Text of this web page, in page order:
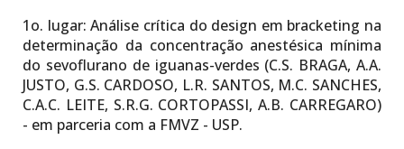
1o. lugar: Análise crítica do design em bracketing na
determinação da concentração anestésica mínima
do sevoflurano de iguanas-verdes (C.S. BRAGA, A.A.
JUSTO, G.S. CARDOSO, L.R. SANTOS, M.C. SANCHES,
C.A.C. LEITE, S.R.G. CORTOPASSI, A.B. CARREGARO)
- em parceria com a FMVZ - USP.